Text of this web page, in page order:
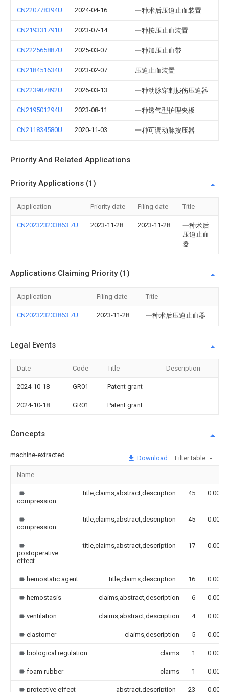
CN220778394U 2024-04-16 一种术后压迫止血装置
CN219331791U 2023-07-14 一种按压止血装置
CN222565887U 2025-03-07 一种加压止血带
CN218451634U 2023-02-07 压迫止血装置
CN223987892U 2026-03-13 一种动脉穿刺损伤压迫器
CN219501294U 2023-08-11 一种透气型护理夹板
CN211834580U 2020-11-03 一种可调动脉按压器
Priority And Related Applications
Priority Applications (1)
Application Priority date Filing date Title
CN202323233863.7U 2023-11-28 2023-11-28
一种术后
压迫止血
器
Applications Claiming Priority (1)
Application Filing date Title
CN202323233863.7U 2023-11-28 一种术后压迫止血器
Legal Events
Date Code Title Description
2024-10-18 GR01 Patent grant
2024-10-18 GR01 Patent grant
Concepts
machine-extracted Download Filter table
Name
compression
title,claims,abstract,description 45 0.000
compression
title,claims,abstract,description 45 0.000
postoperative
effect
title,claims,abstract,description 17 0.000
hemostatic agent title,claims,description 16 0.000
hemostasis claims,abstract,description 6 0.000
ventilation claims,abstract,description 4 0.000
elastomer claims,description 5 0.000
biological regulation claims 1 0.000
foam rubber claims 1 0.000
protective effect abstract,description 23 0.000